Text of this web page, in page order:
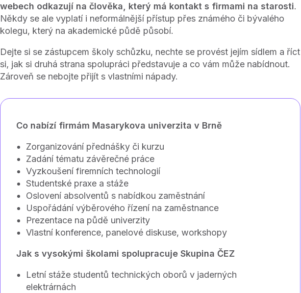
webech odkazují na člověka, který má kontakt s firmami na starosti.
Někdy se ale vyplatí i neformálnější přístup přes známého či bývalého
kolegu, který na akademické půdě působí.
Dejte si se zástupcem školy schůzku, nechte se provést jejím sídlem a říct
si, jak si druhá strana spolupráci představuje a co vám může nabídnout.
Zároveň se nebojte přijít s vlastními nápady.
Co nabízí firmám Masarykova univerzita v Brně
Zorganizování přednášky či kurzu
Zadání tématu závěrečné práce
Vyzkoušení firemních technologií
Studentské praxe a stáže
Oslovení absolventů s nabídkou zaměstnání
Uspořádání výběrového řízení na zaměstnance
Prezentace na půdě univerzity
Vlastní konference, panelové diskuse, workshopy
Jak s vysokými školami spolupracuje Skupina ČEZ
Letní stáže studentů technických oborů v jaderných
elektrárnách